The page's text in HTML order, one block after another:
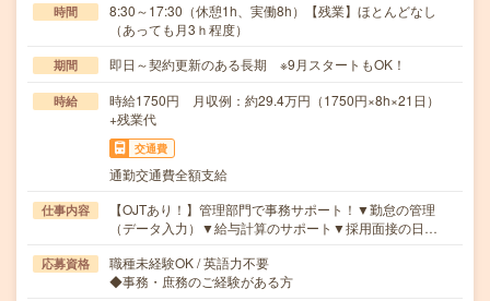
時間
8:30～17:30（休憩1h、実働8h）【残業】ほとんどなし
（あっても月3ｈ程度）
期間 即日～契約更新のある長期 ※9月スタートもOK！
時給
時給1750円 月収例：約29.4万円（1750円×8h×21日）
+残業代
交通費
通勤交通費全額支給
仕事内容
【OJTあり！】管理部門で事務サポート！▼勤怠の管理
（データ入力）▼給与計算のサポート▼採用面接の日…
応募資格
職種未経験OK / 英語力不要
◆事務・庶務のご経験がある方